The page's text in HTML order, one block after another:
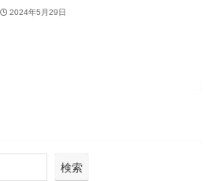
2024年5月29日
検索